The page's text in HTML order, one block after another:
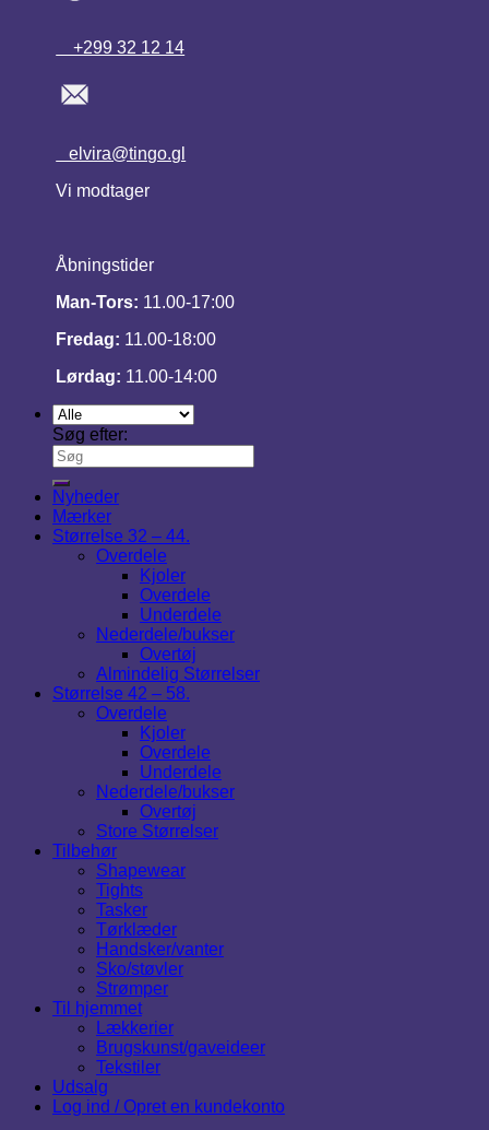
+299 32 12 14
elvira@tingo.gl
Vi modtager
Åbningstider
Man-Tors: 11.00-17:00
Fredag: 11.00-18:00
Lørdag: 11.00-14:00
Søg efter:
Nyheder
Mærker
Størrelse 32 – 44.
Overdele
Kjoler
Overdele
Underdele
Nederdele/bukser
Overtøj
Almindelig Størrelser
Størrelse 42 – 58.
Overdele
Kjoler
Overdele
Underdele
Nederdele/bukser
Overtøj
Store Størrelser
Tilbehør
Shapewear
Tights
Tasker
Tørklæder
Handsker/vanter
Sko/støvler
Strømper
Til hjemmet
Lækkerier
Brugskunst/gaveideer
Tekstiler
Udsalg
Log ind / Opret en kundekonto